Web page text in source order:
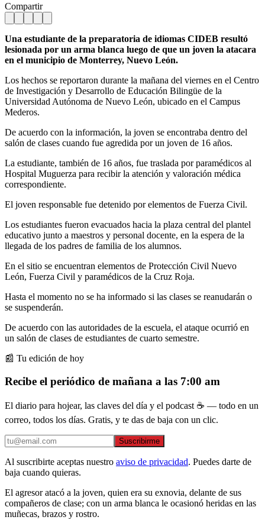
Compartir
Una estudiante de la preparatoria de idiomas CIDEB resultó
lesionada por un arma blanca luego de que un joven la atacara
en el municipio de Monterrey, Nuevo León.
Los hechos se reportaron durante la mañana del viernes en el Centro
de Investigación y Desarrollo de Educación Bilingüe de la
Universidad Autónoma de Nuevo León, ubicado en el Campus
Mederos.
De acuerdo con la información, la joven se encontraba dentro del
salón de clases cuando fue agredida por un joven de 16 años.
La estudiante, también de 16 años, fue traslada por paramédicos al
Hospital Muguerza para recibir la atención y valoración médica
correspondiente.
El joven responsable fue detenido por elementos de Fuerza Civil.
Los estudiantes fueron evacuados hacia la plaza central del plantel
educativo junto a maestros y personal docente, en la espera de la
llegada de los padres de familia de los alumnos.
En el sitio se encuentran elementos de Protección Civil Nuevo
León, Fuerza Civil y paramédicos de la Cruz Roja.
Hasta el momento no se ha informado si las clases se reanudarán o
se suspenderán.
De acuerdo con las autoridades de la escuela, el ataque ocurrió en
un salón de clases de estudiantes de cuarto semestre.
📰 Tu edición de hoy
Recibe el periódico de mañana a las 7:00 am
El diario para hojear, las claves del día y el podcast ☕ — todo en un
correo, todos los días. Gratis, y te das de baja con un clic.
Suscribirme
Al suscribirte aceptas nuestro aviso de privacidad. Puedes darte de
baja cuando quieras.
El agresor atacó a la joven, quien era su exnovia, delante de sus
compañeros de clase; con un arma blanca le ocasionó heridas en las
muñecas, brazos y rostro.